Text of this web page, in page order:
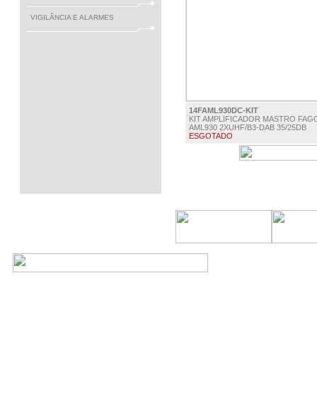
VIGILÂNCIA E ALARMES
14FAML930DC-KIT
KIT AMPLIFICADOR MASTRO
AML930 2XUHF/B3-DAB 35/25DB
ESGOTADO